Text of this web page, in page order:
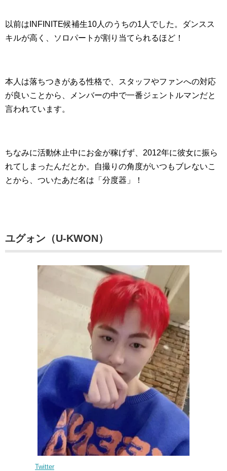
以前はINFINITE候補生10人のうちの1人でした。ダンスス
キルが高く、ソロパートが割り当てられるほど！
本人は落ちつきがある性格で、スタッフやファンへの対応
が良いことから、メンバーの中で一番ジェントルマンだと
言われています。
ちなみに活動休止中にお金が稼げず、2012年に彼女に振ら
れてしまったんだとか。自撮りの角度がいつもブレないこ
とから、ついたあだ名は「分度器」！
ユグォン（U-KWON）
Twitter